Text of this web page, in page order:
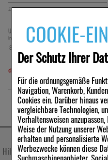
COOKIE-
Der Schutz Ihrer
Für die ordnungsgemäße
Navigation, Warenkorb,
Cookies ein. Darüber hinaus
vergleichbare Technologien,
Verhaltensweisen
Weise der Nutzung unserer
erhalten und personalisierte
Werbezwecke können diese
15ml
12,03 €
UVP: 18,90 €³
inkl. MwSt zzgl. Versand
802,00 €
derzeit nicht lieferbar
Hilfe & Kontakt